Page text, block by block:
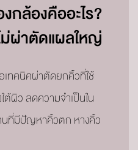
กล้องคืออะไร?
ผ่าตัดแผลใหญ่
เทคนิคผ่าตัดยกคิ้วที่ใช้
ต้ผิว ลดความจำเป็นใน
นที่มีปัญหาคิ้วตก หางคิ้ว